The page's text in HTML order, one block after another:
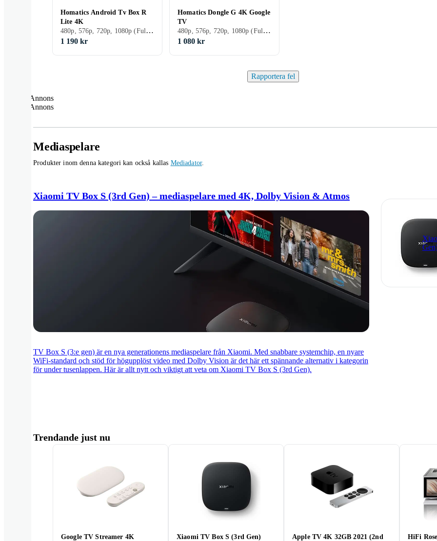
Homatics Android Tv Box R
Lite 4K
480p, 576p, 720p, 1080p (Full HD), 1080i, 480i, 576i, 2160p (4K Ultra HD), Trådlöst nätverk (Wi-Fi)
1 190 kr
Homatics Dongle G 4K Google
TV
480p, 576p, 720p, 1080p (Full HD), 1080i, 480i, 576i, 2160p (4K Ultra HD)
1 080 kr
Rapportera fel
Annons
Annons
Mediaspelare
Produkter inom denna kategori kan också kallas Mediadator.
Xiaomi TV Box S (3rd Gen) – mediaspelare med 4K, Dolby Vision & Atmos
TV Box S (3:e gen) är en nya generationens mediaspelare från Xiaomi. Med snabbare systemchip, en nyare
WiFi-standard och stöd för högupplöst video med Dolby Vision är det här ett spännande alternativ i kategorin
för under tusenlappen. Här är allt nytt och viktigt att veta om Xiaomi TV Box S (3rd Gen).
Trendande just nu
Google TV Streamer 4K Xiaomi TV Box S (3rd Gen)
Apple TV 4K 32GB 2021 (2nd
HiFi